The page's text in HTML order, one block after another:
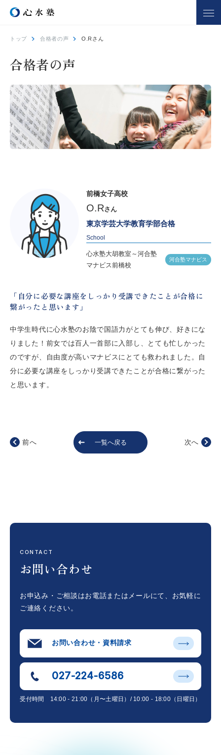
心水塾の強み
心水塾の思い
会社概要
講師一覧
合宿部
よくあるご質問
中学生コース
個別学習 るうと
合格実績
お知らせ
心水塾からのお知らせ
トップ 合格者の声 O.Rさん
合格者の声
前橋女子高校
O.Rさん
東京学芸大学教育学部合格
School
心水塾大胡教室～河合塾
マナビス前橋校
河合塾マナビス
「自分に必要な講座をしっかり受講できたことが合格に
繋がったと思います」
中学生時代に心水塾のお陰で国語力がとても伸び、好きにな
りました！前女では百人一首部に入部し、とても忙しかった
のですが、自由度が高いマナビスにとても救われました。自
分に必要な講座をしっかり受講できたことが合格に繋がった
と思います。
前へ 一覧へ戻る 次へ
CONTACT
お問い合わせ
お申込み・ご相談はお電話またはメールにて、 お気軽に
ご連絡ください。
お問い合わせ・資料請求
027-224-6586
受付時間 14:00 - 21:00（月〜土曜日）/ 10:00 - 18:00（日曜日）